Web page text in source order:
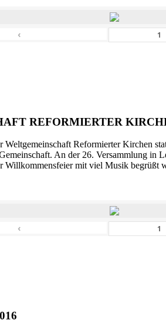
‹
REFORMIERTER
Reformierter Kirchen
An der 26. Versammlung
Willkommensfeier mit viel Musik begrüßt
‹